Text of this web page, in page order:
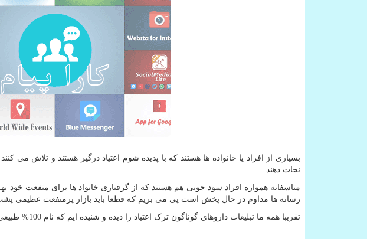
بسیاری از افراد یا خانواده ها هستند که با پدیده شوم اعتیاد درگیر هستند و تلاش می
نجات دهند .
متاسفانه همواره افراد سود جویی هم هستند که از گرفتاری خانواد ها برای منفعت خود
رسانه ها مداوم در حال پخش است پی می بریم که قطعا باید بازار پرمنفعت عظیمی
تقریبا همه ما تبلیغات داروهای گوناگون ترک اعتیاد را دیده و شنیده ایم که نام 100% طبیعی و گیاهی را یدک می کشند!